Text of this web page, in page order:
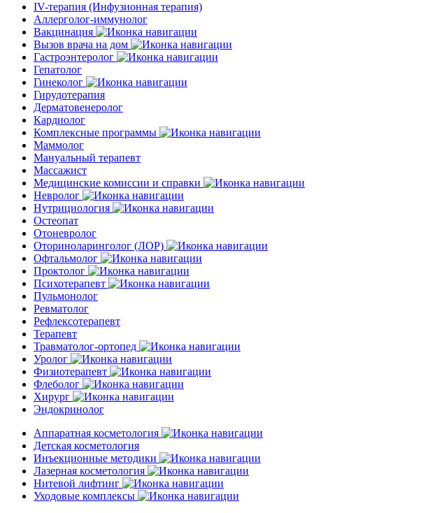
IV-терапия (Инфузионная терапия)
Аллерголог-иммунолог
Вакцинация
Вызов врача на дом
Гастроэнтеролог
Гепатолог
Гинеколог
Гирудотерапия
Дерматовенеролог
Кардиолог
Комплексные программы
Маммолог
Мануальный терапевт
Массажист
Медицинские комиссии и справки
Невролог
Нутрициология
Остеопат
Отоневролог
Оториноларинголог (ЛОР)
Офтальмолог
Проктолог
Психотерапевт
Пульмонолог
Ревматолог
Рефлексотерапевт
Терапевт
Травматолог-ортопед
Уролог
Физиотерапевт
Флеболог
Хирург
Эндокринолог
Аппаратная косметология
Детская косметология
Инъекционные методики
Лазерная косметология
Нитевой лифтинг
Уходовые комплексы